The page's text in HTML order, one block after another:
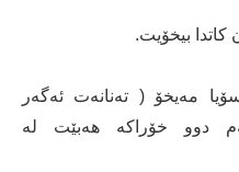
مەیخۆ ( تەنانەت ئەگەر
دوو خۆراكە هەبێت لە